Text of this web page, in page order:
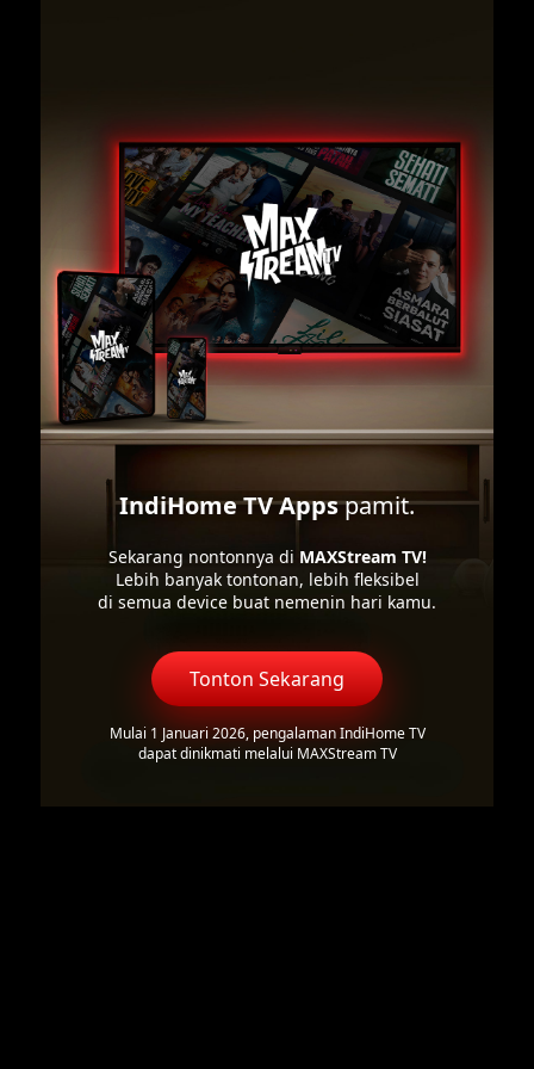
IndiHome TV Appspamit.
Sekarang nontonnya di MAXStream TV!
Lebih banyak tontonan, lebih fleksibel
di semua device buat nemenin hari kamu.
Tonton Sekarang
Mulai 1 Januari 2026, pengalaman IndiHome TV
dapat dinikmati melalui MAXStream TV